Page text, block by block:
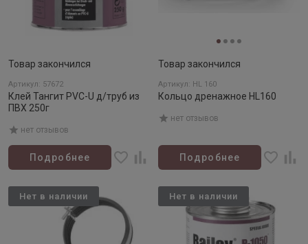
Товар закончился
Артикул: 57672
Клей Тангит PVC-U д/труб из
ПВХ 250г
нет отзывов
Подробнее
Товар закончился
Артикул: HL 160
Кольцо дренажное HL160
нет отзывов
Подробнее
Нет в наличии Нет в наличии